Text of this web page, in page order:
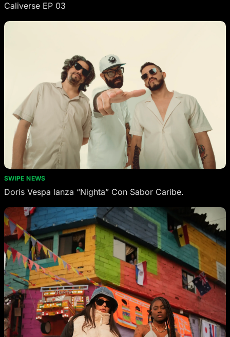
Caliverse EP 03
SWIPE NEWS
Doris Vespa lanza “Nighta” Con Sabor Caribe.